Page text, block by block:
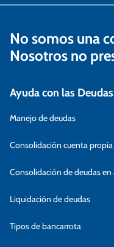
No somos una
Nosotros no
Ayuda con las Deudas
Manejo de deudas
Consolidación cuenta propia
Consolidación de deudas en
Liquidación de deudas
Tipos de bancarrota